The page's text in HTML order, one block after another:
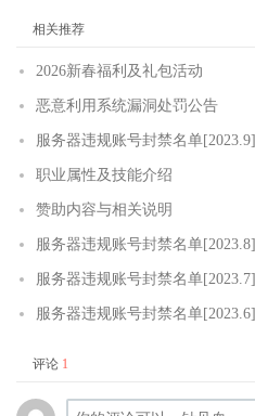
相关推荐
2026新春福利及礼包活动
恶意利用系统漏洞处罚公告
服务器违规账号封禁名单[2023.9]
职业属性及技能介绍
赞助内容与相关说明
服务器违规账号封禁名单[2023.8]
服务器违规账号封禁名单[2023.7]
服务器违规账号封禁名单[2023.6]
评论 1